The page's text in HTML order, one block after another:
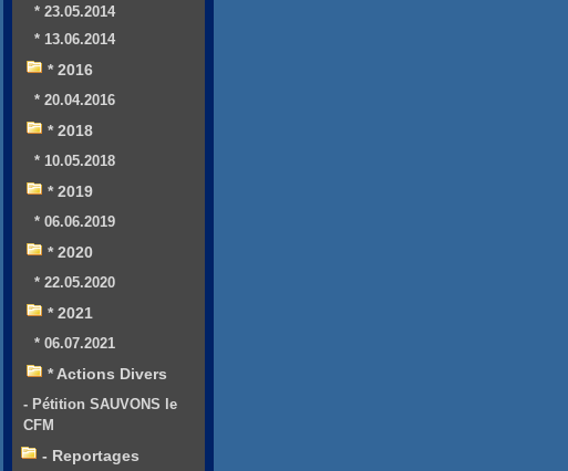
* 23.05.2014
* 13.06.2014
* 2016
* 20.04.2016
* 2018
* 10.05.2018
* 2019
* 06.06.2019
* 2020
* 22.05.2020
* 2021
* 06.07.2021
* Actions Divers
- Pétition SAUVONS le
CFM
- Reportages